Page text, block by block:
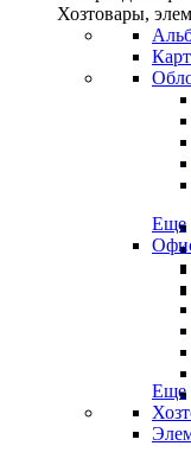
Хозтовары,
Еще
Еще